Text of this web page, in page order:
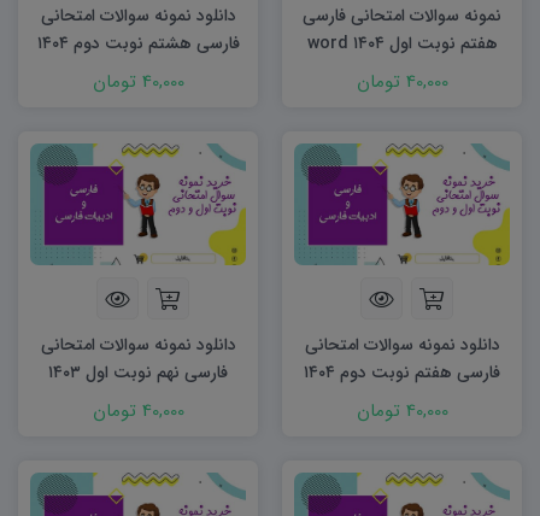
نمونه سوالات امتحانی فارسی
هفتم نوبت اول ۱۴۰۴ word
40,000 تومان
دانلود نمونه سوالات امتحانی
فارسی هشتم نوبت دوم ۱۴۰۴
word40,000 تومان
دانلود نمونه سوالات امتحانی
فارسی هفتم نوبت دوم ۱۴۰۴
word40,000 تومان
دانلود نمونه سوالات امتحانی
فارسی نهم نوبت اول ۱۴۰۳
word40,000 تومان